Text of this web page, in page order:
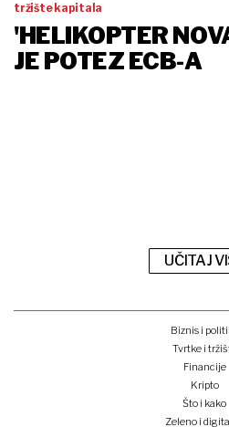
tržište kapitala
'HELIKOPTER
JE POTEZ ECB-A
UČITAJ
Biznis i
Tvrtke i
Financije
Kripto
Što i kako
Zeleno i